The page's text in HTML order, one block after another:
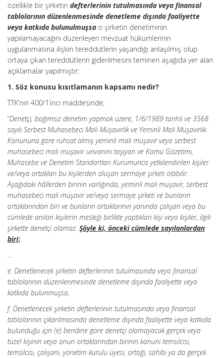
özellikle bir şirketin defterlerinin tutulmasında veya finansal
tablolarının düzenlenmesinde denetleme dışında faaliyette
veya katkıda bulunulmuşsa o şirketin denetiminin
yapılamayacağını düzenleyen mevzuat hükümlerinin
uygulanmasına ilişkin tereddütlerin yaşandığı anlaşılmış olup
ortaya çıkan tereddütlerin giderilmesini teminen aşağıda yer alan
açıklamalar yapılmıştır:
1. Söz konusu kısıtlamanın kapsamı nedir?
TTK’nın 400/1’inci maddesinde;
“Denetçi, bağımsız denetim yapmak üzere, 1/6/1989 tarihli ve 3568
sayılı Serbest Muhasebeci Mali Müşavirlik ve Yeminli Mali Müşavirlik
Kanununa göre ruhsat almış yeminli mali müşavir veya serbest
muhasebeci mali müşavir unvanını taşıyan ve Kamu Gözetimi,
Muhasebe ve Denetim Standartları Kurumunca yetkilendirilen kişiler
ve/veya ortakları bu kişilerden oluşan sermaye şirketi olabilir.
Aşağıdaki hâllerden birinin varlığında, yeminli mali müşavir, serbest
muhasebeci mali müşavir ve/veya sermaye şirketi ve bunların
ortaklarından biri ve bunların ortaklarının yanında çalışan veya bu
cümlede anılan kişilerin mesleği birlikte yaptıkları kişi veya kişiler, ilgili
şirkette denetçi olamaz. Şöyle ki, önceki cümlede sayılanlardan
biri;
…
e. Denetlenecek şirketin defterlerinin tutulmasında veya finansal
tablolarının düzenlenmesinde denetleme dışında faaliyette veya
katkıda bulunmuşsa,
f. Denetlenecek şirketin defterlerinin tutulmasında veya finansal
tablolarının çıkarılmasında denetleme dışında faaliyette veya katkıda
bulunduğu için (e) bendine göre denetçi olamayacak gerçek veya
tüzel kişinin veya onun ortaklarından birinin kanuni temsilcisi,
temsilcisi, çalışanı, yönetim kurulu üyesi, ortağı, sahibi ya da gerçek